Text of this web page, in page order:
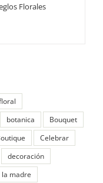
Florales
botanica
Bouquet
Celebrar
decoración
la madre